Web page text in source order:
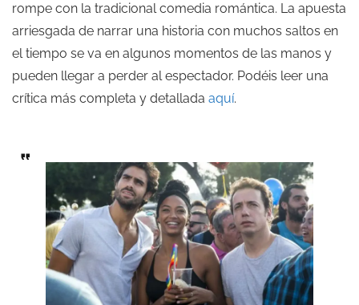
rompe con la tradicional comedia romántica. La apuesta
arriesgada de narrar una historia con muchos saltos en
el tiempo se va en algunos momentos de las manos y
pueden llegar a perder al espectador. Podéis leer una
crítica más completa y detallada aquí.